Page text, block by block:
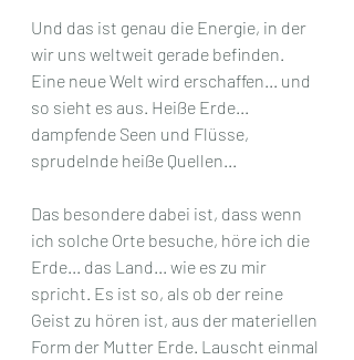
Und das ist genau die Energie, in der
wir uns weltweit gerade befinden.
Eine neue Welt wird erschaffen... und
so sieht es aus. Heiße Erde...
dampfende Seen und Flüsse,
sprudelnde heiße Quellen...
Das besondere dabei ist, dass wenn
ich solche Orte besuche, höre ich die
Erde... das Land... wie es zu mir
spricht. Es ist so, als ob der reine
Geist zu hören ist, aus der materiellen
Form der Mutter Erde. Lauscht einmal